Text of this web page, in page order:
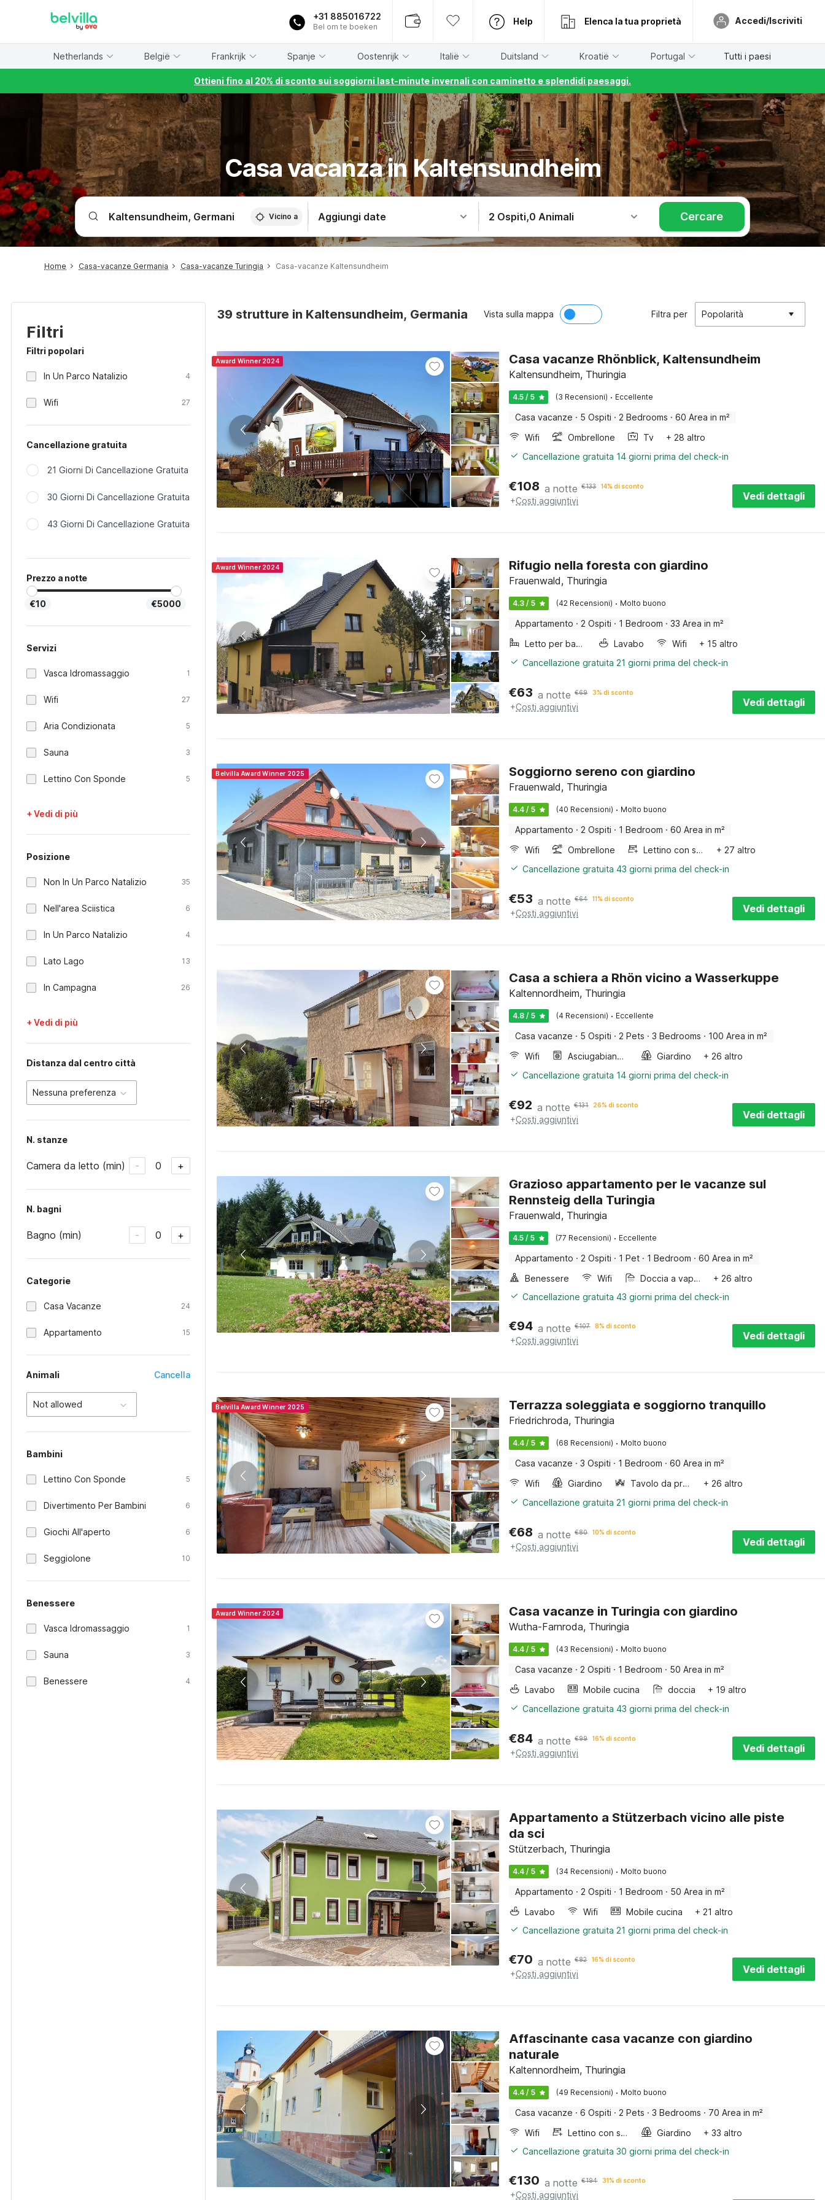
+31 885016722
Bel om te boeken
Help Elenca la tua proprietà Accedi/Iscriviti
Netherlands België Frankrijk Spanje Oostenrijk Italië Duitsland Kroatië Portugal Tutti i paesi
Ottieni fino al 20% di sconto sui soggiorni last-minute invernali con caminetto e splendidi paesaggi.
Casa vacanza in Kaltensundheim
Vicino a Aggiungi date 2 Ospiti,0 Animali Cercare
Home Casa-vacanze Germania Casa-vacanze Turingia Casa-vacanze Kaltensundheim
Filtri
Filtri popolari
In Un Parco Natalizio 4
Wifi 27
Cancellazione gratuita
21 Giorni Di Cancellazione Gratuita
30 Giorni Di Cancellazione Gratuita
43 Giorni Di Cancellazione Gratuita
Prezzo a notte
€10 €5000
Servizi
Vasca Idromassaggio 1
Wifi 27
Aria Condizionata 5
Sauna 3
Lettino Con Sponde 5
+ Vedi di più
Posizione
Non In Un Parco Natalizio 35
Nell'area Sciistica 6
In Un Parco Natalizio 4
Lato Lago 13
In Campagna 26
+ Vedi di più
Distanza dal centro città
Nessuna preferenza
N. stanze
Camera da letto (min) - 0 +
N. bagni
Bagno (min) - 0 +
Categorie
Casa Vacanze 24
Appartamento 15
Animali Cancella
Not allowed
Bambini
Lettino Con Sponde 5
Divertimento Per Bambini 6
Giochi All'aperto 6
Seggiolone 10
Benessere
Vasca Idromassaggio 1
Sauna 3
Benessere 4
39 strutture in Kaltensundheim, Germania Vista sulla mappa Filtra per Popolarità
Award Winner 2024 Casa vacanze Rhönblick, Kaltensundheim
Kaltensundheim, Thuringia
4.5 / 5 (3 Recensioni) · Eccellente
Casa vacanze · 5 Ospiti · 2 Bedrooms · 60 Area in m²
Wifi
Ombrellone Tv
+ 28 altro
Cancellazione gratuita 14 giorni prima del check-in
€108 a notte €133 14% di sconto
+Costi aggiuntivi Vedi dettagli
Award Winner 2024 Rifugio nella foresta con giardino
Frauenwald, Thuringia
4.3 / 5 (42 Recensioni) · Molto buono
Appartamento · 2 Ospiti · 1 Bedroom · 33 Area in m²
Letto per bambini
Lavabo Wifi
+ 15 altro
Cancellazione gratuita 21 giorni prima del check-in
€63 a notte €69 3% di sconto
+Costi aggiuntivi Vedi dettagli
Belvilla Award Winner 2025 Soggiorno sereno con giardino
Frauenwald, Thuringia
4.4 / 5 (40 Recensioni) · Molto buono
Appartamento · 2 Ospiti · 1 Bedroom · 60 Area in m²
Wifi
Ombrellone Lettino con sponde
+ 27 altro
Cancellazione gratuita 43 giorni prima del check-in
€53 a notte €64 11% di sconto
+Costi aggiuntivi Vedi dettagli
Casa a schiera a Rhön vicino a Wasserkuppe
Kaltennordheim, Thuringia
4.8 / 5 (4 Recensioni) · Eccellente
Casa vacanze · 5 Ospiti · 2 Pets · 3 Bedrooms · 100 Area in m²
Wifi
Asciugabiancheria Giardino
+ 26 altro
Cancellazione gratuita 14 giorni prima del check-in
€92 a notte €131 26% di sconto
+Costi aggiuntivi Vedi dettagli
Grazioso appartamento per le vacanze sul
Rennsteig della Turingia
Frauenwald, Thuringia
4.5 / 5 (77 Recensioni) · Eccellente
Appartamento · 2 Ospiti · 1 Pet · 1 Bedroom · 60 Area in m²
Benessere
Wifi Doccia a vapore
+ 26 altro
Cancellazione gratuita 43 giorni prima del check-in
€94 a notte €107 8% di sconto
+Costi aggiuntivi Vedi dettagli
Belvilla Award Winner 2025 Terrazza soleggiata e soggiorno tranquillo
Friedrichroda, Thuringia
4.4 / 5 (68 Recensioni) · Molto buono
Casa vacanze · 3 Ospiti · 1 Bedroom · 60 Area in m²
Wifi
Giardino Tavolo da pranzo
+ 26 altro
Cancellazione gratuita 21 giorni prima del check-in
€68 a notte €80 10% di sconto
+Costi aggiuntivi Vedi dettagli
Award Winner 2024 Casa vacanze in Turingia con giardino
Wutha-Farnroda, Thuringia
4.4 / 5 (43 Recensioni) · Molto buono
Casa vacanze · 2 Ospiti · 1 Bedroom · 50 Area in m²
Lavabo
Mobile cucina doccia
+ 19 altro
Cancellazione gratuita 43 giorni prima del check-in
€84 a notte €99 16% di sconto
+Costi aggiuntivi Vedi dettagli
Appartamento a Stützerbach vicino alle piste
da sci
Stützerbach, Thuringia
4.4 / 5 (34 Recensioni) · Molto buono
Appartamento · 2 Ospiti · 1 Bedroom · 50 Area in m²
Lavabo
Wifi Mobile cucina
+ 21 altro
Cancellazione gratuita 21 giorni prima del check-in
€70 a notte €82 16% di sconto
+Costi aggiuntivi Vedi dettagli
Affascinante casa vacanze con giardino
naturale
Kaltennordheim, Thuringia
4.4 / 5 (49 Recensioni) · Molto buono
Casa vacanze · 6 Ospiti · 2 Pets · 3 Bedrooms · 70 Area in m²
Wifi
Lettino con sponde Giardino
+ 33 altro
Cancellazione gratuita 30 giorni prima del check-in
€130 a notte €194 31% di sconto
+Costi aggiuntivi